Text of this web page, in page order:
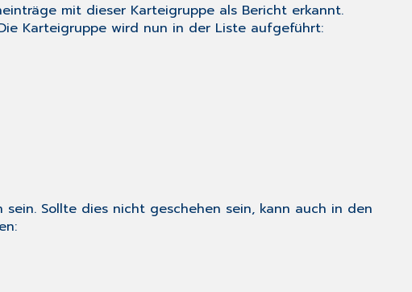
mit dieser Karteigruppe als Bericht erkannt.
Karteigruppe wird nun in der Liste aufgeführt:
Sollte dies nicht geschehen sein, kann auch in den